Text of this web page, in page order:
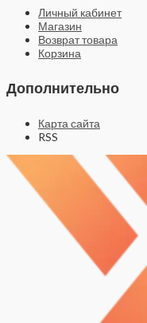
Личный кабинет
Магазин
Возврат товара
Корзина
Дополнительно
Карта сайта
RSS